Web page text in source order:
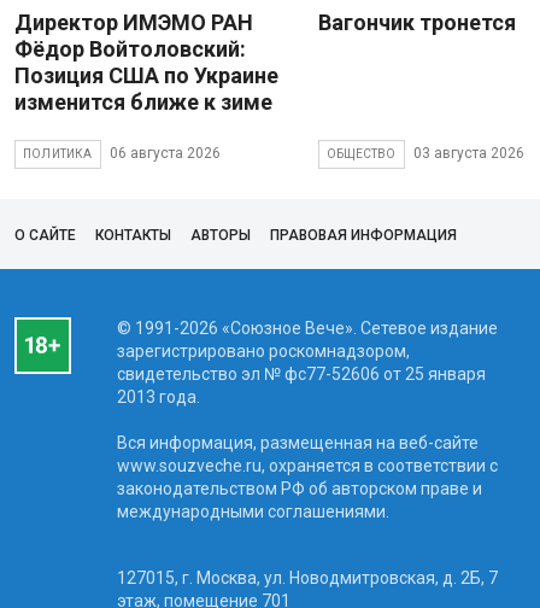
Директор ИМЭМО РАН
Фёдор Войтоловский:
Позиция США по Украине
изменится ближе к зиме
ПОЛИТИКА 06 августа 2026
Вагончик тронется
ОБЩЕСТВО 03 августа 2026
О САЙТЕ КОНТАКТЫ АВТОРЫ ПРАВОВАЯ ИНФОРМАЦИЯ
© 1991-2026 «Союзное Вече». Сетевое издание
зарегистрировано роскомнадзором,
свидетельство эл № фc77-52606 от 25 января
2013 года.
Вся информация, размещенная на веб-сайте
www.souzveche.ru, охраняется в соответствии с
законодательством РФ об авторском праве и
международными соглашениями.
127015, г. Москва, ул. Новодмитровская, д. 2Б, 7
этаж, помещение 701